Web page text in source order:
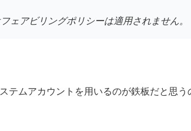
アビリングポリシーは適用されません。
テムアカウントを用いるのが鉄板だと思う